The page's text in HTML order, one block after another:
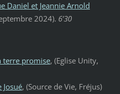
Daniel et Jeannie Arnold
2024). 6’30
terre promise, (Eglise Unity,
, (Source de Vie, Fréjus)